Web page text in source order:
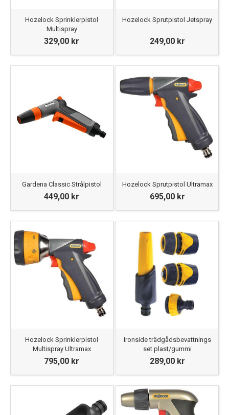
Hozelock Sprinklerpistol
Multispray
329,00 kr
Hozelock Sprutpistol Jetspray
249,00 kr
Gardena Classic Strålpistol
449,00 kr
Hozelock Sprutpistol Ultramax
695,00 kr
Hozelock Sprinklerpistol
Multispray Ultramax
795,00 kr
Ironside trädgådsbevattnings
set plast/gummi
289,00 kr